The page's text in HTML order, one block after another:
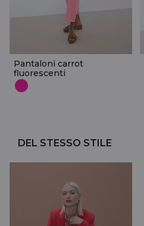
Pantaloni carrot
fluorescenti
DEL STESSO STILE